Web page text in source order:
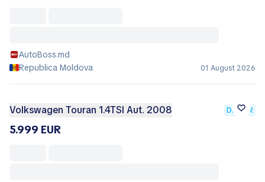
AutoBoss.md
Republica Moldova
01 August 2026